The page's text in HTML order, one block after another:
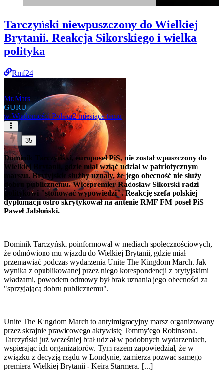
Tarczyński niewpuszczony do Wielkiej
Brytanii. Reakcja Sikorskiego i wielka
polityka
Rmf24
Mr.Mars
GURU
w Wiadomości Polska2 miesiące temu
35
Dominik Tarczyński, europoseł PiS, nie został wpuszczony do
Wielkiej Brytanii, gdzie miał wziąć udział w patriotycznym
marszu. Brytyjskie służby uznały, że jego obecność nie służy
dobru publicznemu. Wicepremier Radosław Sikorski radzi
politykowi "stonować wypowiedzi". Reakcję szefa polskiej
dyplomacji ostro skrytykował na antenie RMF FM poseł PiS
Paweł Jabłoński.
Dominik Tarczyński poinformował w mediach społecznościowych,
że odmówiono mu wjazdu do Wielkiej Brytanii, gdzie miał
przemawiać podczas wydarzenia Unite The Kingdom March. Jak
wynika z opublikowanej przez niego korespondencji z brytyjskimi
władzami, powodem odmowy był brak uznania jego obecności za
"sprzyjającą dobru publicznemu".
Unite The Kingdom March to antyimigracyjny marsz organizowany
przez skrajnie prawicowego aktywistę Tommy'ego Robinsona.
Tarczyński już wcześniej brał udział w podobnych wydarzeniach,
wspierając ich organizatorów. Tym razem zapowiedział, że w
związku z decyzją rządu w Londynie, zamierza pozwać samego
premiera Wielkiej Brytanii - Keira Starmera. [...]